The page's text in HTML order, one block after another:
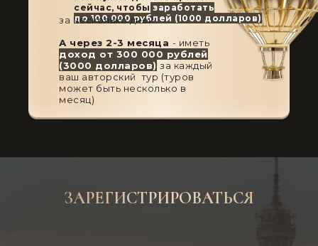
сейчас, чтобы заработать
до 100 000 рублей (1000 долларов)
за несколько дней.
А через 2-3 месяца - иметь
доход от 300 000 рублей
(3000 долларов) за каждый
ваш авторский тур (туров
может быть несколько в
месяц)
ЗАРЕГИСТРИРОВАТЬСЯ